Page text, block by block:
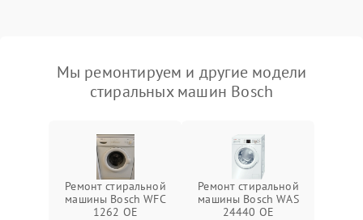
Мы ремонтируем и другие модели
стиральных машин Bosch
Ремонт стиральной
машины Bosch WFC
1262 OE
Ремонт стиральной
машины Bosch WAS
24440 OE